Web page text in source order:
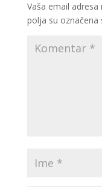
Vaša email
polja su označena